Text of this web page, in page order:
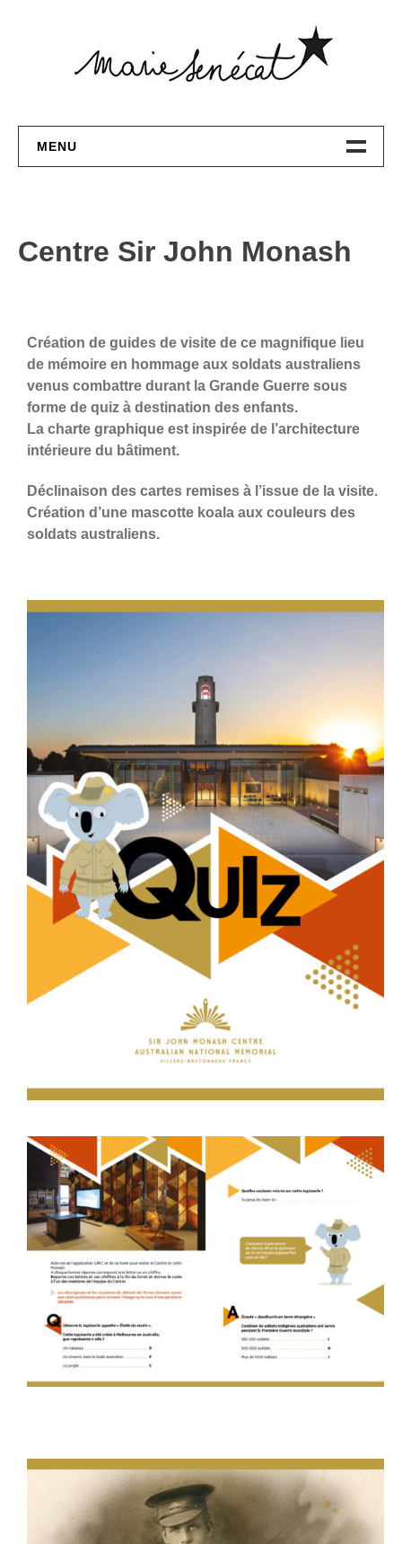
MENU
ILLUSTRATION
CONTACT
Centre Sir John Monash
Création de guides de visite de ce magnifique lieu
de mémoire en hommage aux soldats australiens
venus combattre durant la Grande Guerre sous
forme de quiz à destination des enfants.
La charte graphique est inspirée de l’architecture
intérieure du bâtiment.
Déclinaison des cartes remises à l’issue de la visite.
Création d’une mascotte koala aux couleurs des
soldats australiens.